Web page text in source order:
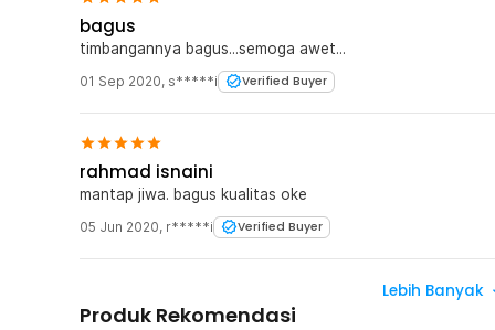
bagus
timbangannya bagus...semoga awet...
01 Sep 2020, s*****i Verified Buyer
rahmad isnaini
mantap jiwa. bagus kualitas oke
05 Jun 2020, r*****i Verified Buyer
Lebih Banyak
Produk Rekomendasi